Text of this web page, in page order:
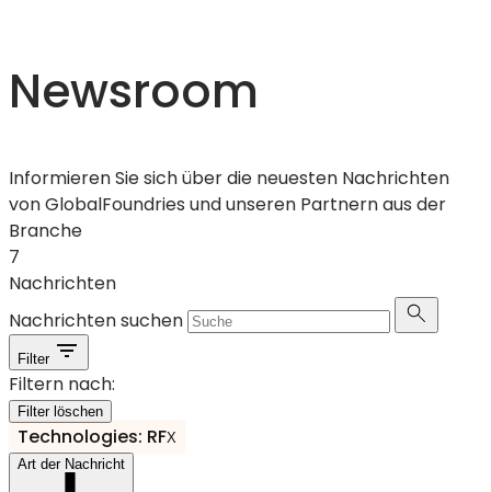
Newsroom
Informieren Sie sich über die neuesten Nachrichten
von GlobalFoundries und unseren Partnern aus der
Branche
7
Nachrichten
Nachrichten suchen
Filter
Filtern nach:
Filter löschen
Technologies: RFX
Art der Nachricht